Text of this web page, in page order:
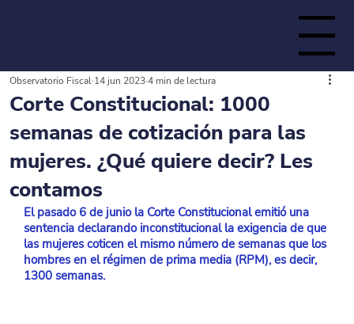
de la
Menu
Corte Constitucional: 1000
semanas de cotización para las
mujeres. ¿Qué quiere decir? Les
contamos
Observatorio Fiscal 14 jun 20234 min de lectura
El pasado 6 de junio la Corte Constitucional emitió una
sentencia declarando inconstitucional la exigencia de que
las mujeres coticen el mismo número de semanas que los
hombres en el régimen de prima media (RPM), es decir,
1300 semanas.